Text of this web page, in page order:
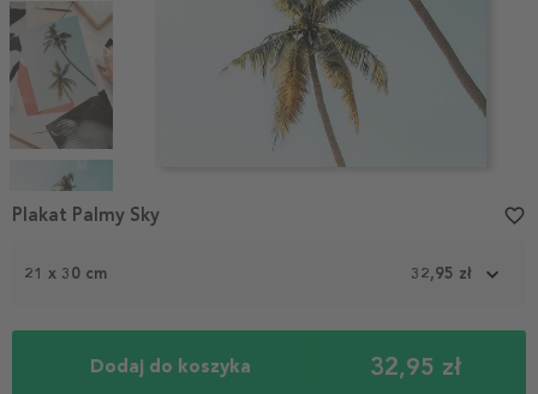
Item
1
21 x 30 cm 32,95 zł
Dodaj do koszyka 32,95 zł
Plakat Palmy Sky favorite_border